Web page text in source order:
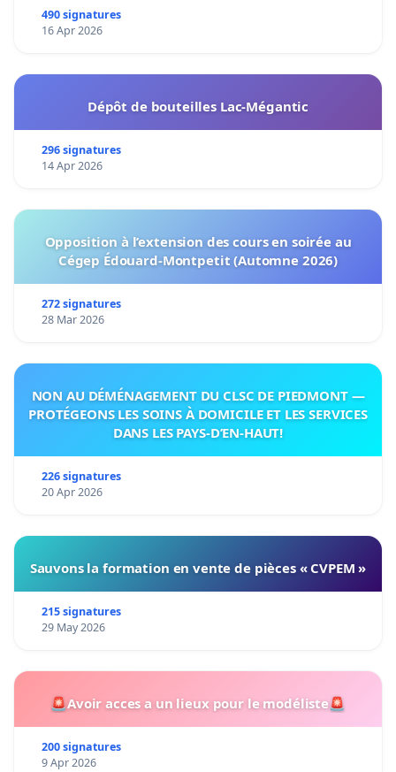
490 signatures
16 Apr 2026
Dépôt de bouteilles Lac-Mégantic
296 signatures
14 Apr 2026
Opposition à l’extension des cours en soirée au
Cégep Édouard-Montpetit (Automne 2026)
272 signatures
28 Mar 2026
NON AU DÉMÉNAGEMENT DU CLSC DE PIEDMONT —
PROTÉGEONS LES SOINS À DOMICILE ET LES SERVICES
DANS LES PAYS-D’EN-HAUT!
226 signatures
20 Apr 2026
Sauvons la formation en vente de pièces « CVPEM »
215 signatures
29 May 2026
🚨Avoir acces a un lieux pour le modéliste🚨
200 signatures
9 Apr 2026